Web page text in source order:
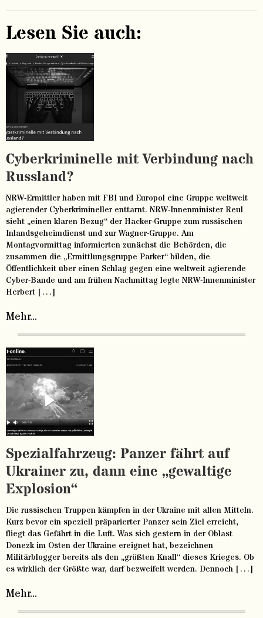
Lesen Sie auch:
Cyberkriminelle mit Verbindung nach
Russland?
NRW-Ermittler haben mit FBI und Europol eine Gruppe weltweit
agierender Cyberkrimineller enttarnt. NRW-Innenminister Reul
sieht „einen klaren Bezug“ der Hacker-Gruppe zum russischen
Inlandsgeheimdienst und zur Wagner-Gruppe. Am
Montagvormittag informierten zunächst die Behörden, die
zusammen die „Ermittlungsgruppe Parker“ bilden, die
Öffentlichkeit über einen Schlag gegen eine weltweit agierende
Cyber-Bande und am frühen Nachmittag legte NRW-Innenminister
Herbert […]
Mehr...
Spezialfahrzeug: Panzer fährt auf
Ukrainer zu, dann eine „gewaltige
Explosion“
Die russischen Truppen kämpfen in der Ukraine mit allen Mitteln.
Kurz bevor ein speziell präparierter Panzer sein Ziel erreicht,
fliegt das Gefährt in die Luft. Was sich gestern in der Oblast
Donezk im Osten der Ukraine ereignet hat, bezeichnen
Militärblogger bereits als den „größten Knall“ dieses Krieges. Ob
es wirklich der Größte war, darf bezweifelt werden. Dennoch […]
Mehr...